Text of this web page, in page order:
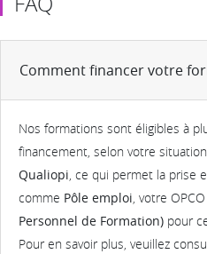
Comment financer votre
Nos formations sont éligibles à
financement, selon votre
Qualiopi, ce qui permet la prise
comme Pôle emploi, votre
Personnel de Formation) pour
Pour en savoir plus, veuillez